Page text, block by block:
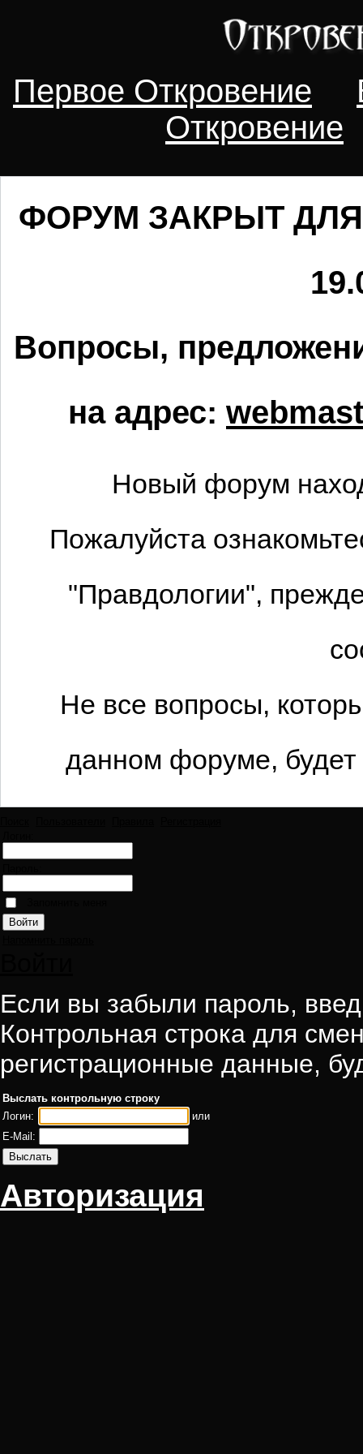
Первое Откровение
Откровение
ФОРУМ ЗАКРЫТ
Вопросы,
на адрес:
Новый форум
Пожалуйста
"Правдологии",
Не все вопросы,
данном форуме,
Если вы забыли пароль,
Контрольная строка для
регистрационные данные,
Выслать контрольную строку
Логин:
или
E-Mail:
Авторизация